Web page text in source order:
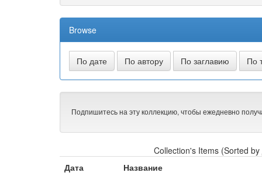
Browse
Подпишитесь на эту коллекцию, чтобы ежедневно
Collection's Items (Sorted
Дата
Название